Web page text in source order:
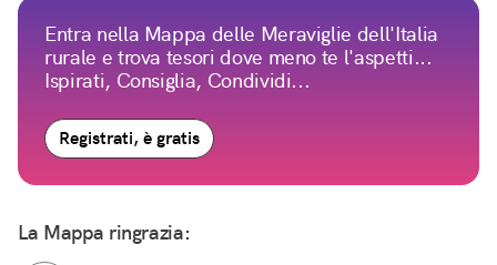
Entra nella Mappa delle Meraviglie dell'Italia
rurale e trova tesori dove meno te l'aspetti...
Ispirati, Consiglia, Condividi...
Registrati, è gratis
La Mappa ringrazia: